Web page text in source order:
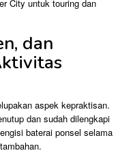
City untuk touring dan
dan
aspek kepraktisan.
dan sudah dilengkapi
baterai ponsel selama